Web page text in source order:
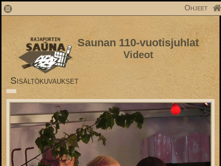
1 Ohjeet
Saunan 110-vuotisjuhlat
Videot
Sisältökuvaukset